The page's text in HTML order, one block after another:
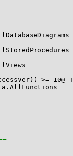
>= 10@